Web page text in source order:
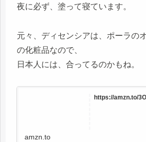
夜に必ず、塗って寝ています。
元々、ディセンシアは、ポーラの
の化粧品なので、
日本人には、合ってるのかもね。
https://amzn.to/
amzn.to